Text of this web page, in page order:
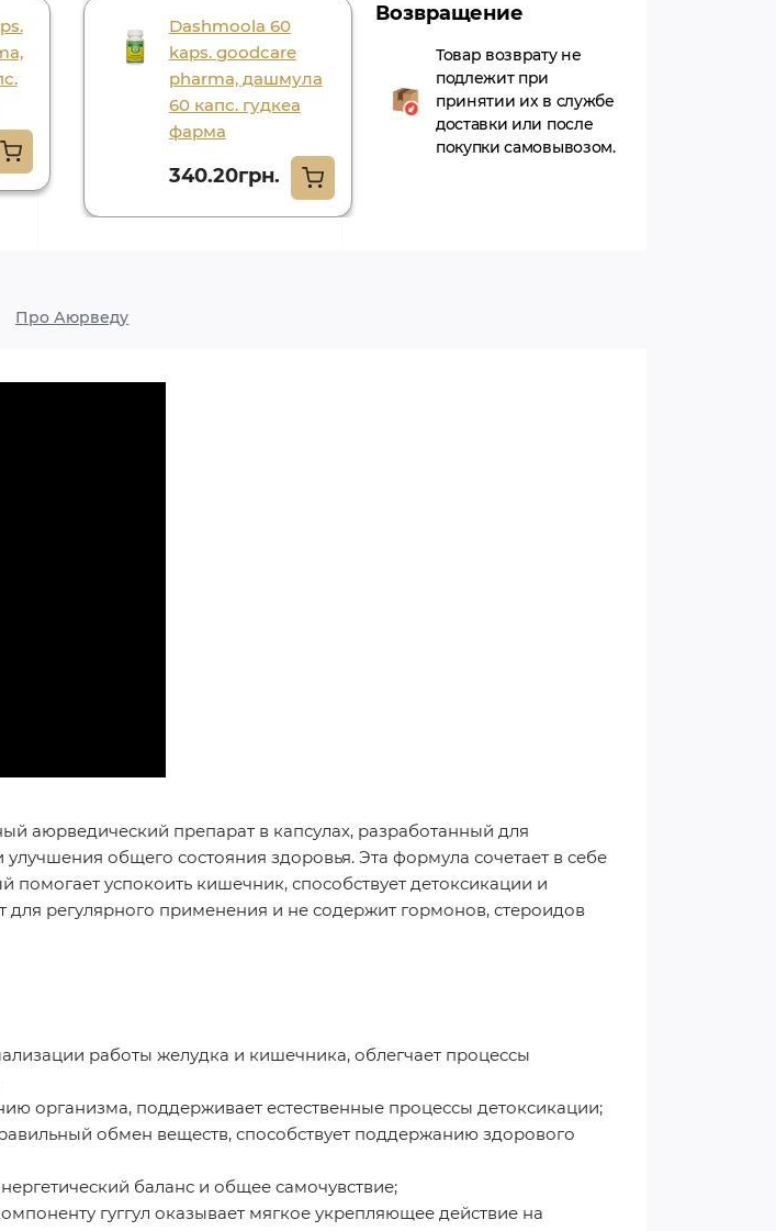
Dashmoola 60
kaps. goodcare
pharma, дашмула
60 капс. гудкеа
фарма
340.20грн.
Triphala guggul 60
kaps. goodcare
pharma, трифала
гуггул 60 капс.
гудкеа фарма
Возвращение
Товар возврату не
подлежит при
принятии их в службе
доставки или после
покупки самовывозом.
Про Аюрведу
аюрведический препарат в капсулах, разработанный для
общего состояния здоровья. Эта формула сочетает в себе
помогает успокоить кишечник, способствует детоксикации и
регулярного применения и не содержит гормонов, стероидов
работы желудка и кишечника, облегчает процессы
организма, поддерживает естественные процессы детоксикации;
обмен веществ, способствует поддержанию здорового
баланс и общее самочувствие;
гуггул оказывает мягкое укрепляющее действие на